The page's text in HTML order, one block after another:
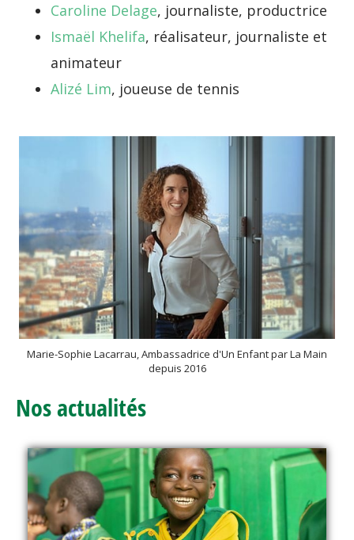
Caroline Delage, journaliste, productrice
Ismaël Khelifa, réalisateur, journaliste et
animateur
Alizé Lim, joueuse de tennis
Marie-Sophie Lacarrau, Ambassadrice d'Un Enfant par La Main
depuis 2016
Nos actualités